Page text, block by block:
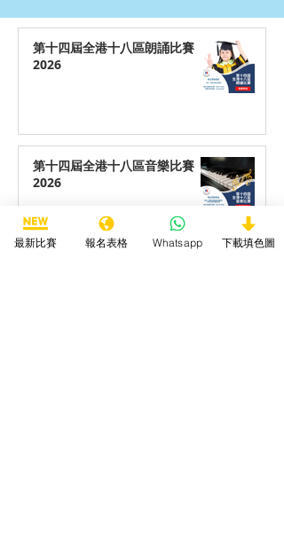
第十四屆全港十八區朗誦比賽
2026
第十四屆全港十八區音樂比賽
2026
最新比賽 報名表格 Whatsapp 下載填色圖